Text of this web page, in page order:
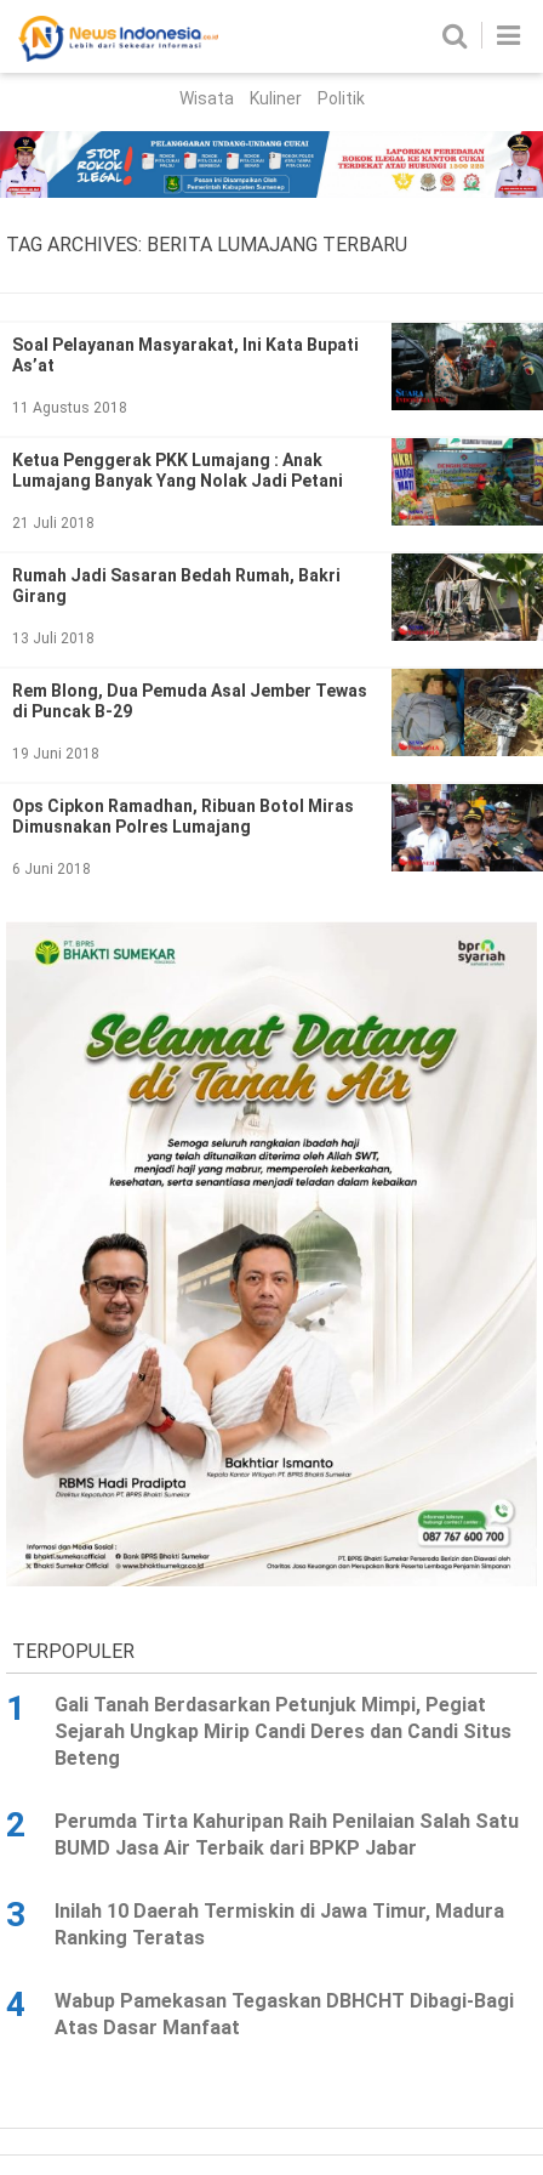
Parlemen
Korupsi
Gaya Hidup
Otomotif
Pendidikan Ilmiah
Teknologi
SosBud
Wisata
Olahraga
Birokrasi
©
Copyright
2026
.
All
Right
Wisata Kuliner Politik
TAG ARCHIVES: BERITA LUMAJANG TERBARU
Soal Pelayanan Masyarakat, Ini Kata Bupati
As’at
11 Agustus 2018
Ketua Penggerak PKK Lumajang : Anak
Lumajang Banyak Yang Nolak Jadi Petani
21 Juli 2018
Rumah Jadi Sasaran Bedah Rumah, Bakri
Girang
13 Juli 2018
Rem Blong, Dua Pemuda Asal Jember Tewas
di Puncak B-29
19 Juni 2018
Ops Cipkon Ramadhan, Ribuan Botol Miras
Dimusnakan Polres Lumajang
6 Juni 2018
TERPOPULER
1
Gali Tanah Berdasarkan Petunjuk Mimpi, Pegiat
Sejarah Ungkap Mirip Candi Deres dan Candi Situs
Beteng
2
Perumda Tirta Kahuripan Raih Penilaian Salah Satu
BUMD Jasa Air Terbaik dari BPKP Jabar
3
Inilah 10 Daerah Termiskin di Jawa Timur, Madura
Ranking Teratas
4
Wabup Pamekasan Tegaskan DBHCHT Dibagi-Bagi
Atas Dasar Manfaat